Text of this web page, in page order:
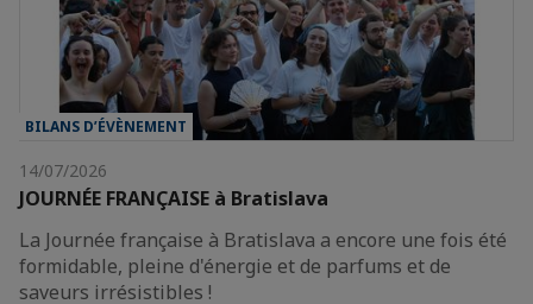
BILANS D’ÉVÈNEMENT
14/07/2026
JOURNÉE FRANÇAISE à Bratislava
La Journée française à Bratislava a encore une fois été
formidable, pleine d'énergie et de parfums et de
saveurs irrésistibles !